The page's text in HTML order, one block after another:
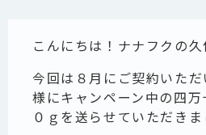
こんにちは！ナナフクの久
今回は８月にご契約いた
様にキャンペーン中の四万
０ｇを送らせていただきま